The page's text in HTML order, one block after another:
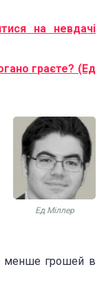
на невдачі
граєте? (Ед
Ед Міллер
менше грошей в